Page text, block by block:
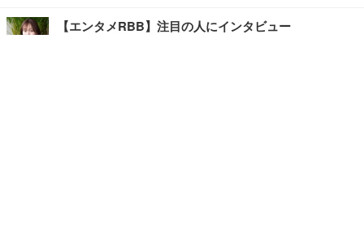
【エンタメRBB】注目の人にインタビュー